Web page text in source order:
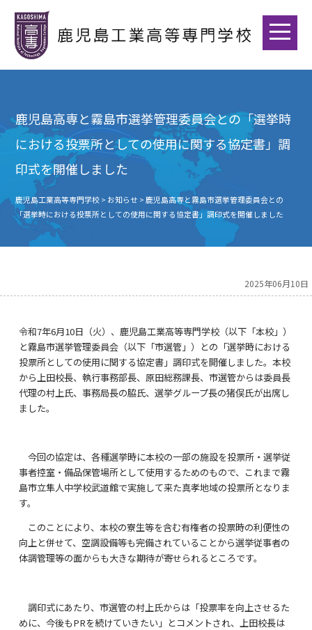
鹿児島高専と霧島市選挙管理委員会との「選挙時
における投票所としての使用に関する協定書」調
印式を開催しました
鹿児島工業高等専門学校> お知らせ >鹿児島高専と霧島市選挙管理委員会との
「選挙時における投票所としての使用に関する協定書」調印式を開催しました
2025年06月10日
令和7年6月10日（火）、鹿児島工業高等専門学校（以下「本校」）
と霧島市選挙管理委員会（以下「市選管」）との「選挙時における
投票所としての使用に関する協定書」調印式を開催しました。本校
から上田校長、執行事務部長、原田総務課長、市選管からは委員長
代理の村上氏、事務局長の脇氏、選挙グループ長の猪俣氏が出席し
ました。
今回の協定は、各種選挙時に本校の一部の施設を投票所・選挙従
事者控室・備品保管場所として使用するためのもので、これまで霧
島市立隼人中学校武道館で実施して来た真孝地域の投票所となりま
す。
このことにより、本校の寮生等を含む有権者の投票時の利便性の
向上と併せて、空調設備等も完備されていることから選挙従事者の
体調管理等の面からも大きな期待が寄せられるところです。
調印式にあたり、市選管の村上氏からは「投票率を向上させるた
めに、今後もPRを続けていきたい」とコメントされ、上田校長は